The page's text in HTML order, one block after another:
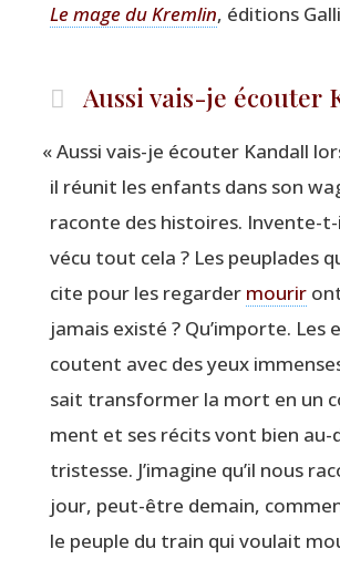
Le mage du Krem­lin, édi­tions
Aussi vais-je écouter
«Aus­si vais-je écou­ter Kan­dall
il réunit les enfants dans son
raconte des his­toires. Invente-t-
vécu tout cela ? Les peu­plades
cite pour les regar­der mou­rir
jamais exis­té ? Qu’im­porte. Les
coutent avec des yeux
sait trans­for­mer la mort en un
ment et ses récits vont bien au-
tris­tesse. J’i­ma­gine qu’il nous
jour, peut-être demain,
le peuple du train qui vou­lait